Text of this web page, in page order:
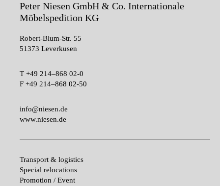
Peter Niesen GmbH & Co. Internationale
Möbelspedition KG
Robert-Blum-Str. 55
51373 Leverkusen
T +49 214–868 02-0
F +49 214–868 02-50
info@niesen.de
www.niesen.de
Transport & logistics
Special relocations
Promotion / Event